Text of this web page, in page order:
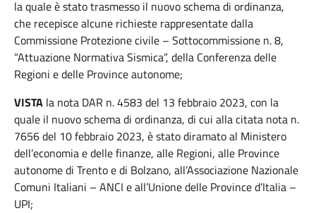
la quale è stato trasmesso il nuovo schema di ordinanza,
che recepisce alcune richieste rappresentate dalla
Commissione Protezione civile – Sottocommissione n. 8,
“Attuazione Normativa Sismica”, della Conferenza delle
Regioni e delle Province autonome;
VISTA la nota DAR n. 4583 del 13 febbraio 2023, con la
quale il nuovo schema di ordinanza, di cui alla citata nota n.
7656 del 10 febbraio 2023, è stato diramato al Ministero
dell’economia e delle finanze, alle Regioni, alle Province
autonome di Trento e di Bolzano, all’Associazione Nazionale
Comuni Italiani – ANCI e all’Unione delle Province d’Italia –
UPI;